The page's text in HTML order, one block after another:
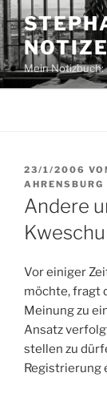
Zum
Inhalt
springen
Mein Notizbuch:
AM
23/1/2006
AHRENSBURG
Andere
Vor einiger
möchte, fragt
Meinung zu
Ansatz
stellen zu
Registrierung